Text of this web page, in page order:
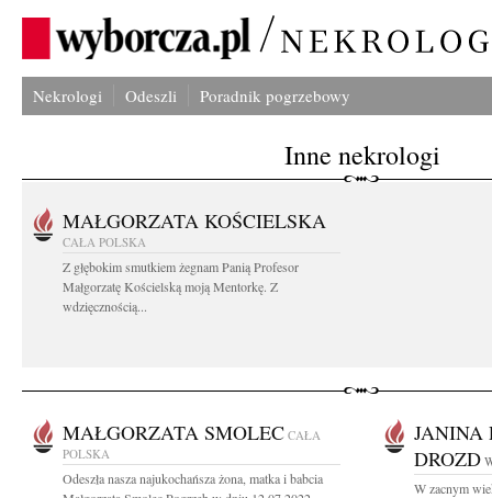
Nekrologi Odeszli Poradnik pogrzebowy
Inne nekrologi
MAŁGORZATA KOŚCIELSKA
CAŁA POLSKA
Z głębokim smutkiem żegnam Panią Profesor
Małgorzatę Kościelską moją Mentorkę. Z
wdzięcznością...
MAŁGORZATA SMOLEC CAŁA
POLSKA
Odeszła nasza najukochańsza żona, matka i babcia
JANINA
DROZD
W zacnym